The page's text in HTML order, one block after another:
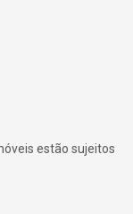
estão sujeitos